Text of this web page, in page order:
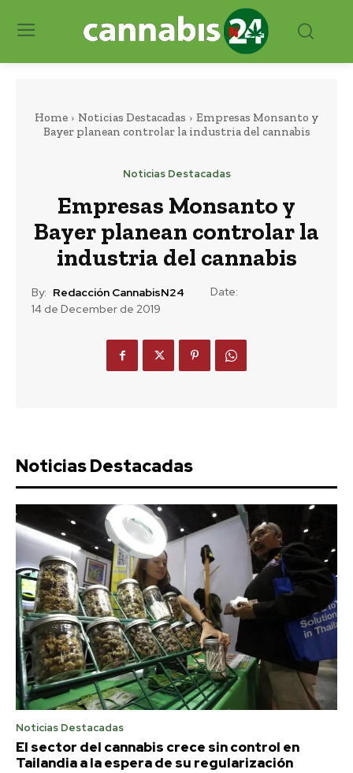
Home Noticias Destacadas
Empresas Monsanto y
Bayer planean controlar la industria del cannabis
Noticias Destacadas
Empresas Monsanto y
Bayer planean controlar la
industria del cannabis
By: Redacción CannabisN24
Date:
14 de December de 2019
Noticias Destacadas
Noticias Destacadas
El sector del cannabis crece sin control en
Tailandia a la espera de su regularización